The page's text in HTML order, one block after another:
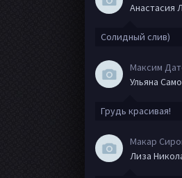
Анастасия
Солидный слив)
Ульяна
Грудь красивая!
Макар
Лиза